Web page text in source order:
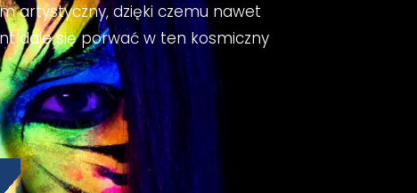
artystyczny, dzięki czemu nawet
daje się porwać w ten kosmiczny